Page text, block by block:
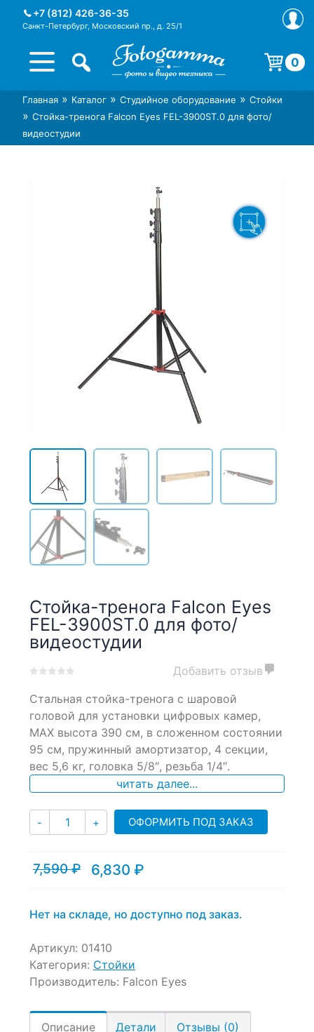
+7 (812) 426-36-35
Санкт-Петербург, Московский пр., д. 25/1
Интернет-магазин фототехники
Foto-Gamma в СПб
Магазин фотоаксессуаров foto-
gamma.ru
0
Корзина пуста.
Главная » Каталог » Студийное оборудование » Стойки
» Стойка-тренога Falcon Eyes FEL-3900ST.0 для фото/
видеостудии
Стойка-тренога Falcon Eyes
FEL-3900ST.0 для фото/
видеостудии
out
on
customer
ratings
Добавить отзыв
Стальная стойка-тренога с шаровой
головой для установки цифровых камер,
MAX высота 390 см, в сложенном состоянии
95 см, пружинный амортизатор, 4 секции,
вес 5,6 кг, головка 5/8″, резьба 1/4″.
читать далее...
- Количество
+ ОФОРМИТЬ ПОД ЗАКАЗ
7,590₽
Первоначальная
7,590 ₽.
6,830 ₽
Текущая
Нет на складе, но доступно под заказ.
Артикул: 01410
Категория: Стойки
Производитель: Falcon Eyes
Описание Детали Отзывы (0)